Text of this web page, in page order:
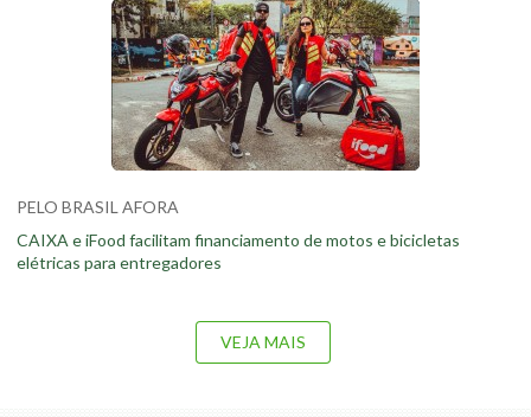
PELO BRASIL AFORA
CAIXA e iFood facilitam financiamento de motos e bicicletas
elétricas para entregadores
VEJA MAIS